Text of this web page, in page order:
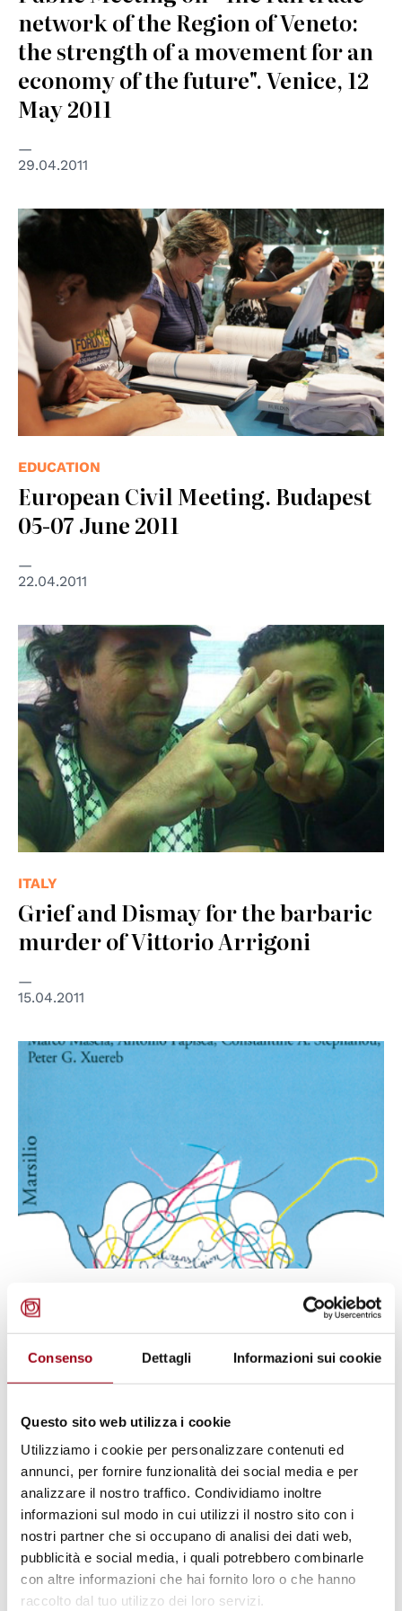
Consenso Dettagli Informazioni sui cookie
Questo sito web utilizza i cookie
Utilizziamo i cookie per personalizzare contenuti ed
annunci, per fornire funzionalità dei social media e per
analizzare il nostro traffico. Condividiamo inoltre
informazioni sul modo in cui utilizzi il nostro sito con i
nostri partner che si occupano di analisi dei dati web,
pubblicità e social media, i quali potrebbero combinarle
con altre informazioni che hai fornito loro o che hanno
raccolto dal tuo utilizzo dei loro servizi.
network of the Region of Veneto:
the strength of a movement for an
economy of the future". Venice, 12
May 2011
29.04.2011
© UN Photo
EDUCATION
European Civil Meeting. Budapest
05-07 June 2011
22.04.2011
© ISM
ITALY
Grief and Dismay for the barbaric
murder of Vittorio Arrigoni
15.04.2011
© Centro Diritti Umani - Università di Padova
INTERCULTURAL DIALOGUE
World Forum on intercultural
dialogue. Baku 7-9 April 2011
13.04.2011